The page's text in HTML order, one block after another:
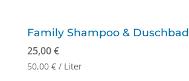
Family Shampoo & Duschbad
25,00€
50,00 €/ Liter